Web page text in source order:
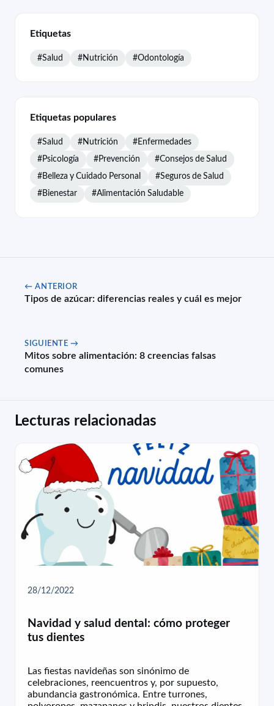
Etiquetas
#Salud #Nutrición #Odontología
Etiquetas populares
#Salud #Nutrición #Enfermedades
#Psicología #Prevención #Consejos de Salud
#Belleza y Cuidado Personal #Seguros de Salud
#Bienestar #Alimentación Saludable
← ANTERIOR
Tipos de azúcar: diferencias reales y cuál es mejor
SIGUIENTE →
Mitos sobre alimentación: 8 creencias falsas
comunes
Lecturas relacionadas
28/12/2022
Navidad y salud dental: cómo proteger
tus dientes
Las fiestas navideñas son sinónimo de
celebraciones, reencuentros y, por supuesto,
abundancia gastronómica. Entre turrones,